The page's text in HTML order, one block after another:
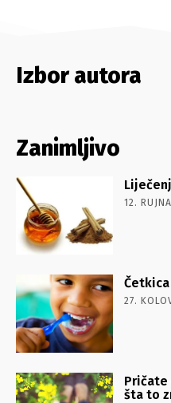
Izbor autora
Zanimljivo
12.
27.
Pričate
šta to